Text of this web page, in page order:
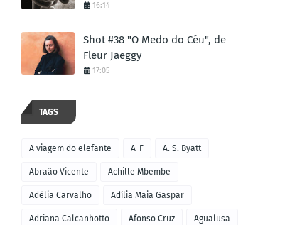
16:14
Shot #38 "O Medo do Céu", de
Fleur Jaeggy
17:05
TAGS
A viagem do elefante A-F A. S. Byatt
Abraão Vicente Achille Mbembe
Adélia Carvalho Adília Maia Gaspar
Adriana Calcanhotto Afonso Cruz Agualusa